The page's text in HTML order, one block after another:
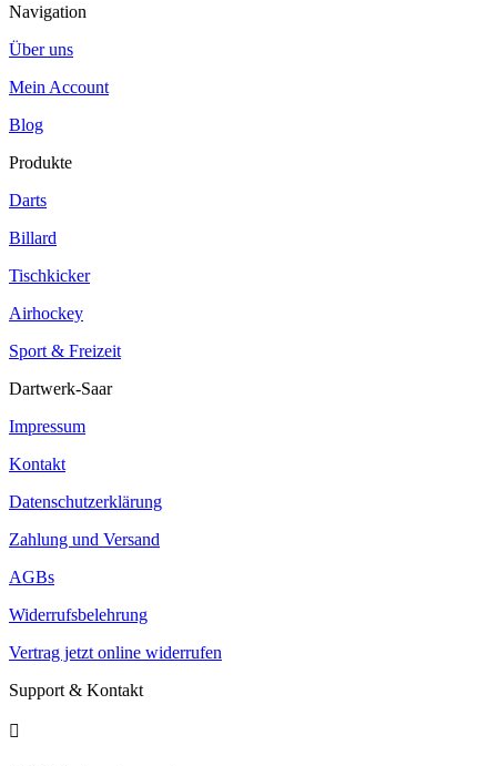
Navigation
Über uns
Mein Account
Blog
Produkte
Darts
Billard
Tischkicker
Airhockey
Sport & Freizeit
Dartwerk-Saar
Impressum
Kontakt
Datenschutzerklärung
Zahlung und Versand
AGBs
Widerrufsbelehrung
Vertrag jetzt online widerrufen
Support & Kontakt
